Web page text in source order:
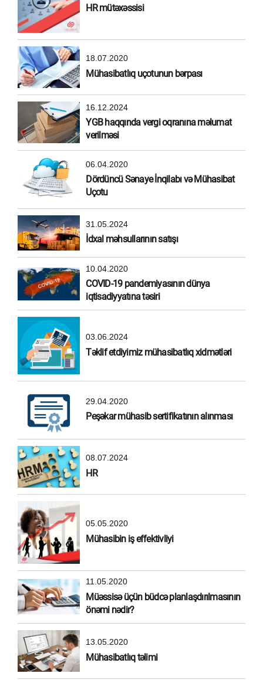
HR mütəxəssisi
18.07.2020
Mühasibatlıq uçotunun bərpası
16.12.2024
YGB haqqında vergi oqranına məlumat
verilməsi
06.04.2020
Dördüncü Sənaye İnqilabı və Mühasibat
Uçotu
31.05.2024
İdxal məhsullarının satışı
10.04.2020
COVID-19 pandemiyasının dünya
iqtisadiyyatına təsiri
03.06.2024
Təklif etdiyimiz mühasibatlıq xidmətləri
29.04.2020
Peşəkar mühasib sertifikatının alınması
08.07.2024
HR
05.05.2020
Mühasibin iş effektivliyi
11.05.2020
Müəssisə üçün büdcə planlaşdırılmasının
önəmi nədir?
13.05.2020
Mühasibatlıq təlimi